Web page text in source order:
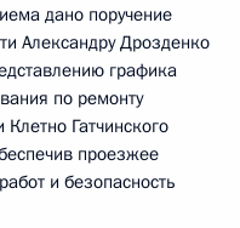
дано поручение
Александру Дрозденко
графика
по ремонту
Гатчинского
проезжее
и безопасность